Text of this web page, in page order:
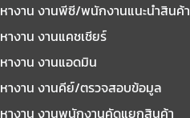
หางาน งานพีซี/พนักงานแนะนําสินค้า
หางาน งานแคชเชียร์
หางาน งานแอดมิน
หางาน งานคีย์/ตรวจสอบข้อมูล
หางาน งานพนักงานคัดแยกสินค้า